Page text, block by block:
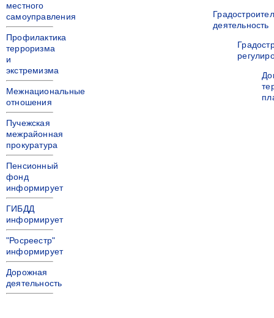
местного
самоуправления
Профилактика
терроризма
и
экстремизма
Межнациональные
отношения
Пучежская
межрайонная
прокуратура
Пенсионный
фонд
информирует
ГИБДД
информирует
"Росреестр"
информирует
Дорожная
деятельность
деятельность